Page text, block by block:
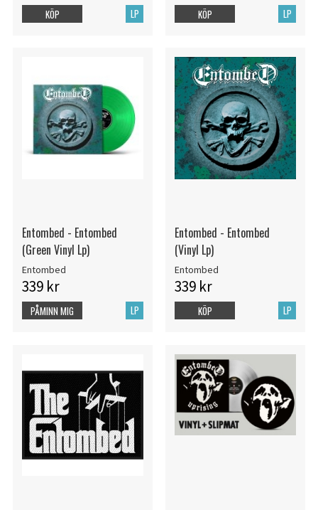
LP
KÖP LP
KÖP
Entombed - Entombed
(Green Vinyl Lp)
Entombed
339 kr
LP
PÅMINN MIG
Entombed - Entombed
(Vinyl Lp)
Entombed
339 kr
LP
KÖP